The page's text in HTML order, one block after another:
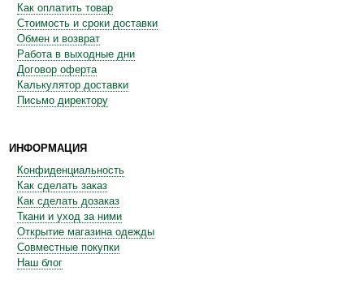
Как оплатить товар
Стоимость и сроки доставки
Обмен и возврат
Работа в выходные дни
Договор оферта
Калькулятор доставки
Письмо директору
ИНФОРМАЦИЯ
Конфиденциальность
Как сделать заказ
Как сделать дозаказ
Ткани и уход за ними
Открытие магазина одежды
Совместные покупки
Наш блог